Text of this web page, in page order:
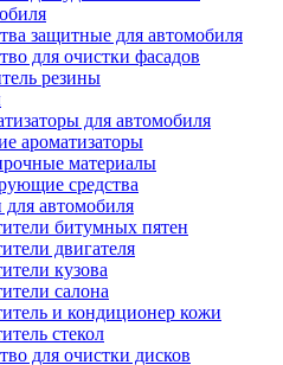
защитные для автомобиля
для очистки фасадов
резины
для автомобиля
ароматизаторы
материалы
средства
автомобиля
битумных пятен
двигателя
кузова
салона
и кондиционер кожи
стекол
для очистки дисков